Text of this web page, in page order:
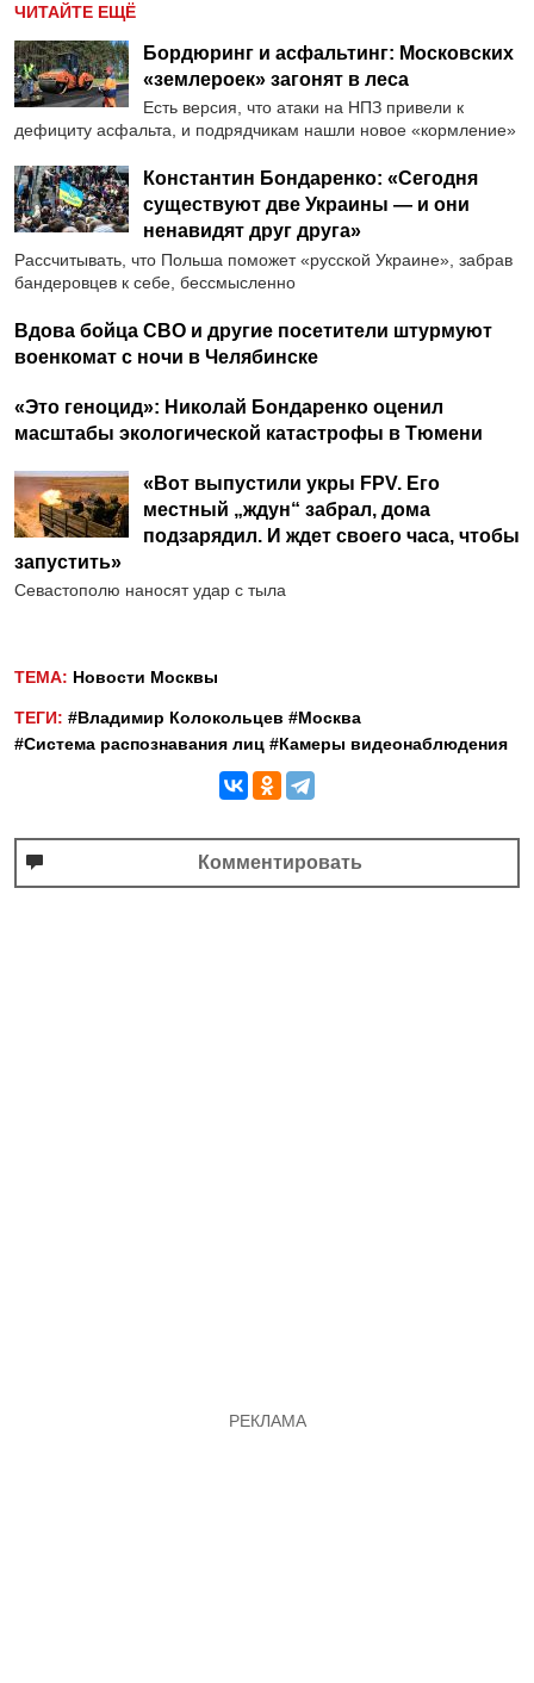
ЧИТАЙТЕ ЕЩЁ
Бордюринг и асфальтинг: Московских
«землероек» загонят в леса
Есть версия, что атаки на НПЗ привели к
дефициту асфальта, и подрядчикам нашли новое «кормление»
Константин Бондаренко: «Сегодня
существуют две Украины — и они
ненавидят друг друга»
Рассчитывать, что Польша поможет «русской Украине», забрав
бандеровцев к себе, бессмысленно
Вдова бойца СВО и другие посетители штурмуют
военкомат с ночи в Челябинске
«Это геноцид»: Николай Бондаренко оценил
масштабы экологической катастрофы в Тюмени
«Вот выпустили укры FPV. Его
местный „ждун“ забрал, дома
подзарядил. И ждет своего часа, чтобы
запустить»
Севастополю наносят удар с тыла
ТЕМА: Новости Москвы
ТЕГИ: #Владимир Колокольцев #Москва
#Система распознавания лиц #Камеры видеонаблюдения
Комментировать